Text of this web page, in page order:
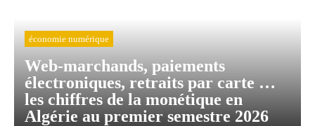
économie numérique
Web-marchands, paiements
électroniques, retraits par carte …
les chiffres de la monétique en
Algérie au premier semestre 2026